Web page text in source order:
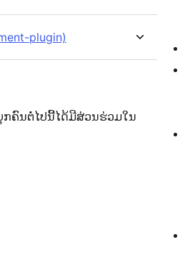
plugin)
ກຄົນຕໍ່ໄປນີ້ໄດ້ມີສ່ວນຮ່ວມໃນ